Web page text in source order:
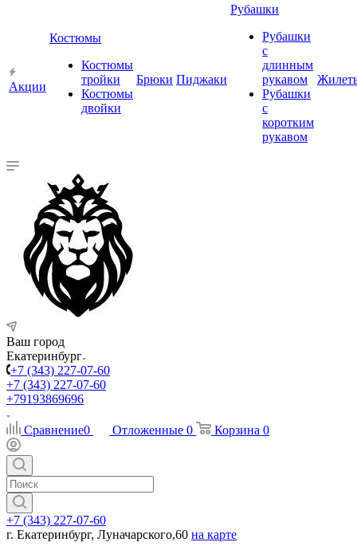
Акции
Костюмы
Костюмы
тройки
Костюмы
двойки
Брюки Пиджаки
Рубашки
Рубашки
с
длинным
рукавом
Рубашки
с
коротким
рукавом
Ваш город
Екатеринбург
+7 (343) 227-07-60
+7 (343) 227-07-60
+79193869696
Сравнение0 Отложенные 0 Корзина 0
+7 (343) 227-07-60
г. Екатеринбург, Луначарского,60 на карте